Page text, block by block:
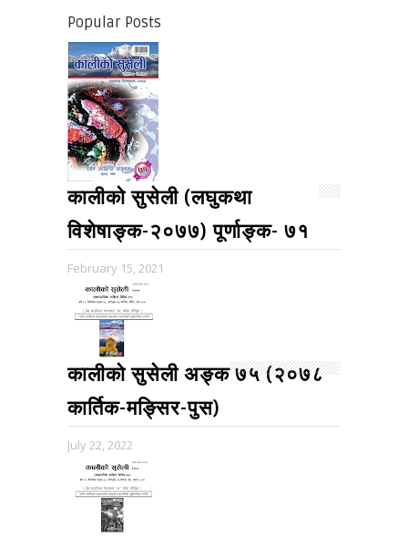
Popular Posts
कालीको सुसेली (लघुकथा
विशेषाङ्क-२०७७) पूर्णाङ्क- ७१
February 15, 2021
कालीको सुसेली अङ्क ७५ (२०७८
कार्तिक-मङ्सिर-पुस)
July 22, 2022